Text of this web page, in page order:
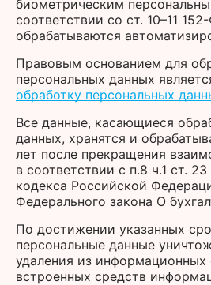
биометрическим
соответствии со ст. 10–11
обрабатываются
Правовым основанием для
персональных данных
обработку персональных
Все данные, касающиеся
данных, хранятся и
лет после прекращения
в соответствии с п.8 ч.1 ст.
кодекса Российской
Федерального закона О
По достижении указанных
персональные данные
удаления из
встроенных средств